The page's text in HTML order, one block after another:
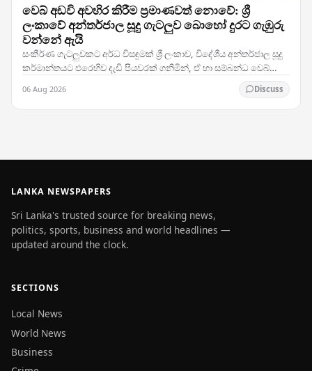
වෙබ් අඩවි අවහිර කිරීම ප්‍රමාණවත් නොවේ: ශ්‍රී
ලංකාවේ අන්තර්ජාල සූදු ගැටලුව බොහෝ දුරට ගැඹුරු
වන්නේ ඇයි
සංකීර්ණ ගැටලුවකට අර්ධ විසඳුමක් ශ්‍රී ලංකාව, විදේශීය අන්තර්ජාල සූදු
කර්මාන්තයට එරෙහිව දැඩි පියවරක් ගනිමින්, ඒ හා සම්බන්ධ වෙබ්
06 Aug 2026 Discuss
LANKA NEWSPAPERS
Sri Lanka's trusted source for breaking news,
politics, sports, business and world headlines —
updated around the clock.
SECTIONS
Local News
World News
Business